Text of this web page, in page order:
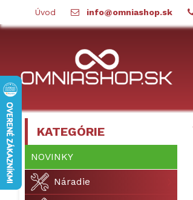
Úvod info@omniashop.sk
KATEGÓRIE
NOVINKY
Náradie